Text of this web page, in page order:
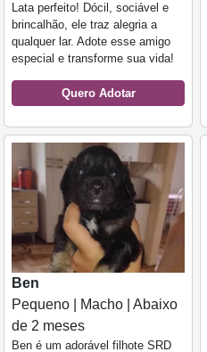
Lata perfeito! Dócil, sociável e
brincalhão, ele traz alegria a
qualquer lar. Adote esse amigo
especial e transforme sua vida!
Quero Adotar
Ben
Pequeno | Macho | Abaixo
de 2 meses
Ben é um adorável filhote SRD